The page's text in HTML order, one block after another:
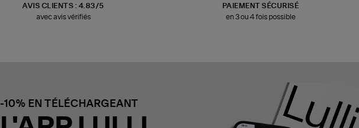
AVIS CLIENTS : 4.83/5
avec avis vérifiés
PAIEMENT SÉCURISÉ
en 3 ou 4 fois possible
-10% EN TÉLÉCHARGEANT